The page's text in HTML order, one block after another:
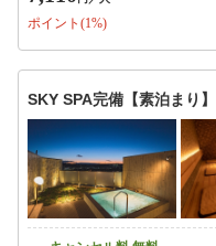
ポイント(1%)
SKY SPA完備【素泊まり